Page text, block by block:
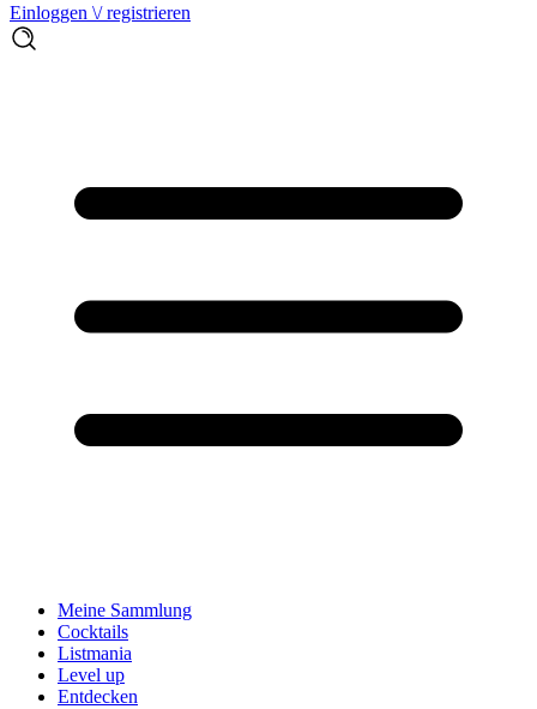
Einloggen \/ registrieren
Meine Sammlung
Cocktails
Listmania
Level up
Entdecken